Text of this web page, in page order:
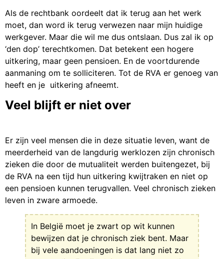
Als de rechtbank oordeelt dat ik terug aan het werk
moet, dan word ik terug verwezen naar mijn huidige
werkgever. Maar die wil me dus ontslaan. Dus zal ik op
‘den dop’ terechtkomen. Dat betekent een hogere
uitkering, maar geen pensioen. En de voortdurende
aanmaning om te solliciteren. Tot de RVA er genoeg van
heeft en je uitkering afneemt.
Veel blijft er niet over
Er zijn veel mensen die in deze situatie leven, want de
meerderheid van de langdurig werklozen zijn chronisch
zieken die door de mutualiteit werden buitengezet, bij
de RVA na een tijd hun uitkering kwijtraken en niet op
een pensioen kunnen terugvallen. Veel chronisch zieken
leven in zware armoede.
In België moet je zwart op wit kunnen
bewijzen dat je chronisch ziek bent. Maar
bij vele aandoeningen is dat lang niet zo